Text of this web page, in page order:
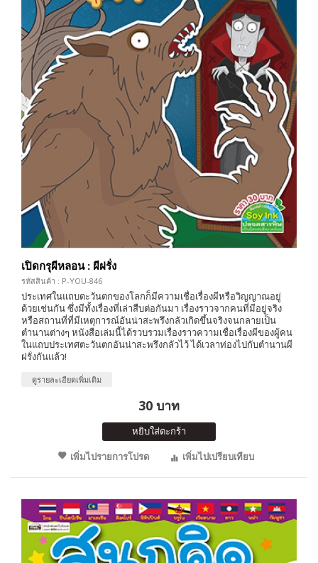
เปิดกรุผีหลอน : ผีฝรั่ง
รหัสสินค้า : P-YOU-846
ประเทศในแถบตะวันตกของโลกก็มีความเชื่อเรื่องผีหรือวิญญาณอยู่
ด้วยเช่นกัน ซึ่งมีทั้งเรื่องที่เล่าสืบต่อกันมา เรื่องราวจากคนที่มีอยู่จริง
หรือสถานที่ที่มีเหตุการณ์อันน่าสะพรึงกลัวเกิดขึ้นจริงจนกลายเป็น
ตำนานต่างๆ หนังสือเล่มนี้ได้รวบรวมเรื่องราวความเชื่อเรื่องผีของผู้คน
ในแถบประเทศตะวันตกอันน่าสะพรึงกลัวไว้ ได้เวลาท่องไปกับตำนานผี
ฝรั่งกันแล้ว!
ดูรายละเอียดเพิ่มเติม
30 บาท
หยิบใส่ตะกร้า
เพิ่มไปรายการโปรด
เพิ่มไปเปรียบเทียบ